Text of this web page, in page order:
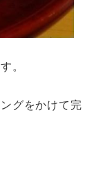
。
グをかけて完